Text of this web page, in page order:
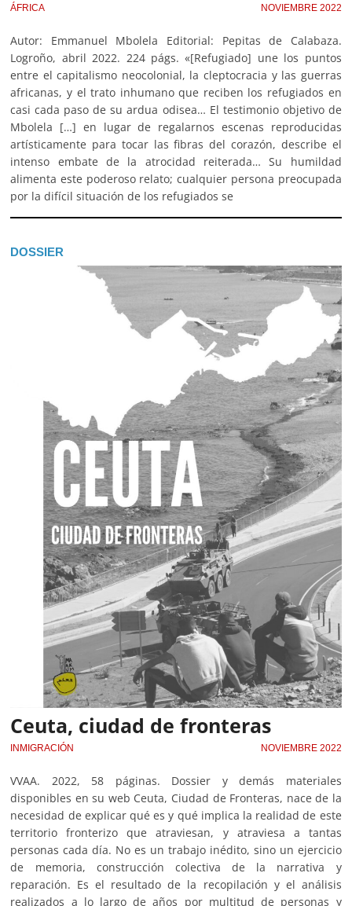
ÁFRICA NOVIEMBRE 2022
Autor: Emmanuel Mbolela Editorial: Pepitas de Calabaza.
Logroño, abril 2022. 224 págs. «[Refugiado] une los puntos
entre el capitalismo neocolonial, la cleptocracia y las guerras
africanas, y el trato inhumano que reciben los refugiados en
casi cada paso de su ardua odisea… El testimonio objetivo de
Mbolela […] en lugar de regalarnos escenas reproducidas
artísticamente para tocar las fibras del corazón, describe el
intenso embate de la atrocidad reiterada… Su humildad
alimenta este poderoso relato; cualquier persona preocupada
por la difícil situación de los refugiados se
DOSSIER
Ceuta, ciudad de fronteras
INMIGRACIÓN NOVIEMBRE 2022
VVAA. 2022, 58 páginas. Dossier y demás materiales
disponibles en su web Ceuta, Ciudad de Fronteras, nace de la
necesidad de explicar qué es y qué implica la realidad de este
territorio fronterizo que atraviesan, y atraviesa a tantas
personas cada día. No es un trabajo inédito, sino un ejercicio
de memoria, construcción colectiva de la narrativa y
reparación. Es el resultado de la recopilación y el análisis
realizados a lo largo de años por multitud de personas y